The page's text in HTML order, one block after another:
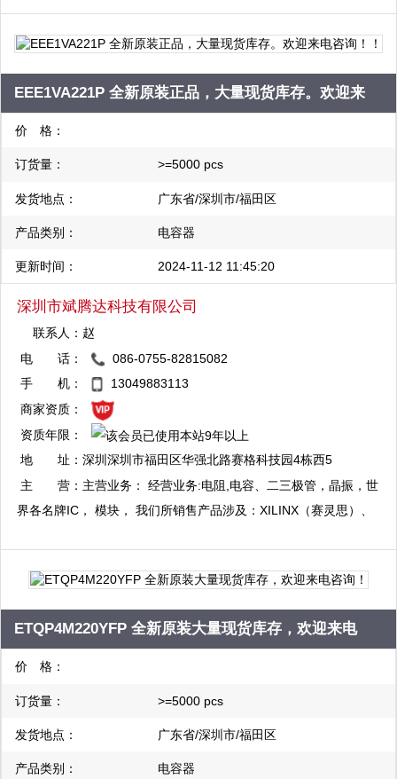
（Philips） 、海力士（Hynix） 、美国仿真器件（ADI）、国际整
流器（IR）、台湾硅成（ICSI）、三星（Samsung）、瑞萨
（Renesas）、东芝（Toshiba）、意法（ST）、摩托罗拉
（Motorola）、仙童（Fairchid）、美国美商半导体（AMD）、爱
（Dallas）、美信（Maxim）、纳斯达克（Altera）、赛普拉斯
（CY）、日立（Hitachi）、Broadcom、Xilinx、哈利斯
（Microchip）、三菱（Mitsubishi）、美国国家半导体（NS）、日
本冲电气（OKI）、Realtek、罗姆（Rohm）、三洋（Sanyo）、
EEE1VA221P 全新原装正品，大量现货库存。欢迎来
电咨询！！
价 格：
订货量： >=5000 pcs
发货地点： 广东省/深圳市/福田区
产品类别： 电容器
更新时间： 2024-11-12 11:45:20
深圳市斌腾达科技有限公司
联系人： 赵
QQ：2881704051
复制
QQ：2881704535
复制
电 话：
086-0755-82815082
手 机：
13049883113
商家资质：
资质年限：
地 址：深圳深圳市福田区华强北路赛格科技园4栋西5
楼C01
主 营： 主营业务： 经营业务:电阻,电容、二三极管，晶振，世
界各名牌IC， 模块， 我们所销售产品涉及：XILINX（赛灵思）、
（Philips） 、海力士（Hynix） 、美国仿真器件（ADI）、国际整
流器（IR）、台湾硅成（ICSI）、三星（Samsung）、瑞萨
（Renesas）、东芝（Toshiba）、意法（ST）、摩托罗拉
（Motorola）、仙童（Fairchid）、美国美商半导体（AMD）、爱
（Dallas）、美信（Maxim）、纳斯达克（Altera）、赛普拉斯
（CY）、日立（Hitachi）、Broadcom、Xilinx、哈利斯
ETQP4M220YFP 全新原装大量现货库存，欢迎来电
咨询！
价 格：
订货量： >=5000 pcs
发货地点： 广东省/深圳市/福田区
产品类别： 电容器